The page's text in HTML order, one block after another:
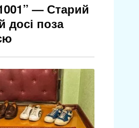
— Старий
досі поза